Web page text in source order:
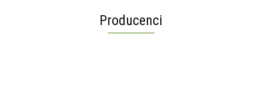
Producenci